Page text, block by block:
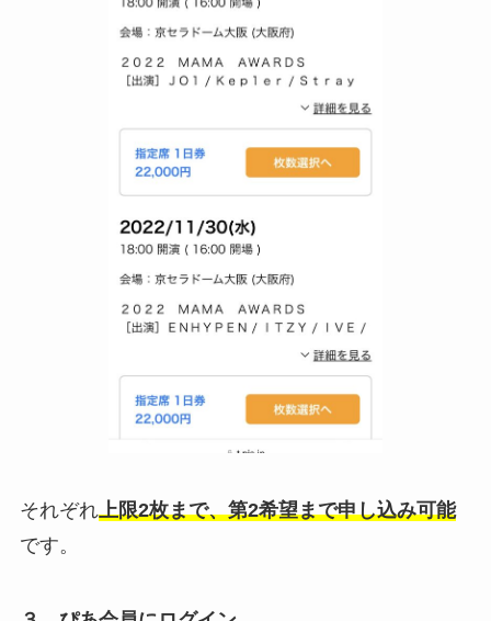
それぞれ上限2枚まで、第2希望まで申し込み可能
です。